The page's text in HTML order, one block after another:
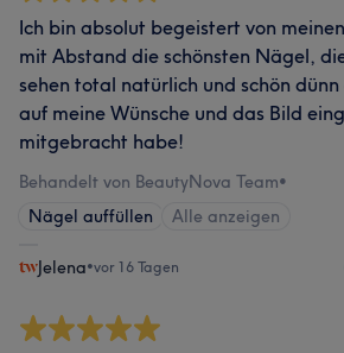
Ich bin absolut begeistert von
mit Abstand die schönsten Nägel,
sehen total natürlich und schön dünn
auf meine Wünsche und das Bild
mitgebracht habe!
Behandelt von BeautyNova Team•
Nägel auffüllen
Alle anzeigen
Jelena•vor 16 Tagen